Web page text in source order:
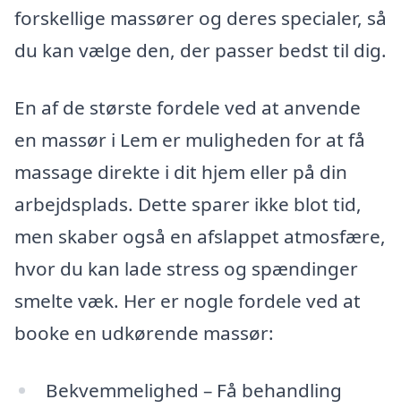
forskellige massører og deres specialer, så
du kan vælge den, der passer bedst til dig.
En af de største fordele ved at anvende
en massør i Lem er muligheden for at få
massage direkte i dit hjem eller på din
arbejdsplads. Dette sparer ikke blot tid,
men skaber også en afslappet atmosfære,
hvor du kan lade stress og spændinger
smelte væk. Her er nogle fordele ved at
booke en udkørende massør:
Bekvemmelighed – Få behandling